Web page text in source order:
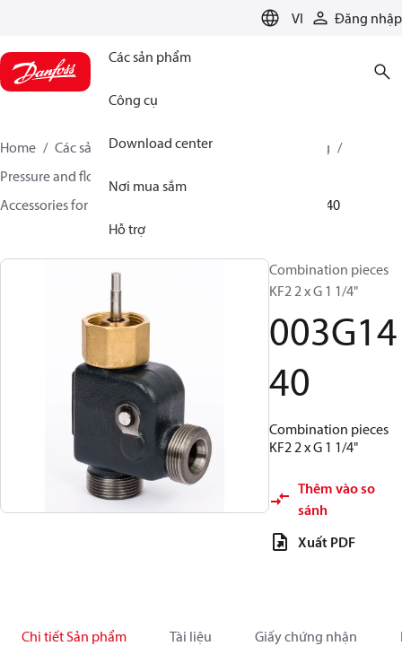
VI Đăng nhập
Các sản phẩm
Công cụ
Download center
Nơi mua sắm
Hỗ trợ
Home Các sản phẩm
Climate Solutions for heating
Pressure and flow controllers
Accessories for Pressure and flow controllers
003G1440
Combination pieces
KF2 2 x G 1 1/4"
003G14
40
Combination pieces
KF2 2 x G 1 1/4"
Thêm vào so
sánh
Xuất PDF
Chi tiết Sản phẩm Tài liệu Giấy chứng nhận